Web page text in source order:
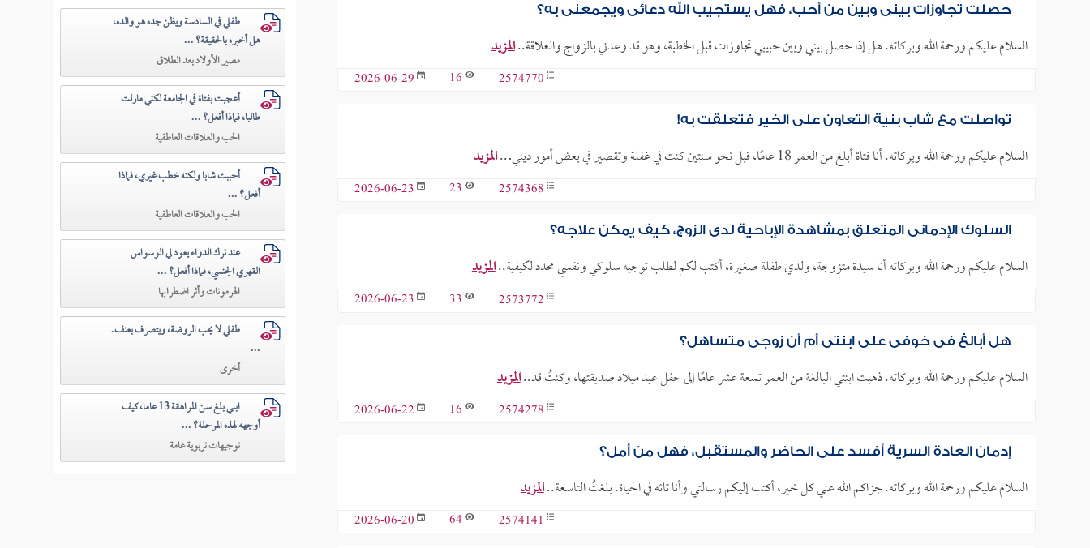
حصلت تجاوزات بيني وبين من أحب، فهل يستجيب الله دعائي ويجمعني به؟
السلام عليكم ورحمة الله وبركاته. هل إذا حصل بيني وبين حبيبي تجاوزات قبل الخطبة، وهو قد وعدني بالزواج والعلاقة..المزيد
2574770
16
2026-06-29
تواصلت مع شاب بنية التعاون على الخير فتعلقت به!
السلام عليكم ورحمة الله وبركاته. أنا فتاة أبلغ من العمر 18 عامًا، قبل نحو سنتين كنت في غفلة وتقصير في بعض أمور ديني،.. المزيد
2574368
23
2026-06-23
السلوك الإدماني المتعلق بمشاهدة الإباحية لدى الزوج، كيف يمكن علاجه؟
السلام عليكم ورحمة الله وبركاته أنا سيدة متزوجة، ولدي طفلة صغيرة، أكتب لكم لطلب توجيه سلوكي ونفسي محدد لكيفية..المزيد
2573772
33
2026-06-23
هل أبالغ في خوفي على ابنتي أم أن زوجي متساهل؟
السلام عليكم ورحمة الله وبركاته. ذهبت ابنتي البالغة من العمر تسعة عشر عامًا إلى حفل عيد ميلاد صديقتها، وكنتُ قد..المزيد
2574278
16
2026-06-22
إدمان العادة السرية أفسد علي الحاضر والمستقبل، فهل من أمل؟
السلام عليكم ورحمة الله وبركاته. جزاكم الله عني كل خير، أكتب إليكم رسالتي وأنا تائه في الحياة. بلغتُ التاسعة..المزيد
2574141
64
2026-06-20
طفلي في السادسة ويظن جده هو والده،
هل أخبره بالحقيقة؟ ...
مصير الأولاد بعد الطلاق
أعجبت بفتاة في الجامعة لكني مازلت
طالبا، فماذا أفعل؟ ...
الحب والعلاقات العاطفية
أحببت شابا ولكنه خطب غيري، فماذا
أفعل؟ ...
الحب والعلاقات العاطفية
عند ترك الدواء يعود لي الوسواس
القهري الجنسي، فماذا أفعل؟ ...
الهرمونات وأثر اضطرابها
طفلي لا يحب الروضة، ويتصرف بعنف.
...
أخرى
ابني بلغ سن المراهقة 13 عاما، كيف
أوجهه لهذه المرحلة؟ ...
توجيهات تربوية عامة